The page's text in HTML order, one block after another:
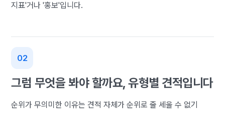
지표'거나 '홍보'입니다.
그럼 무엇을 봐야 할까요, 유형별 견적입니다
순위가 무의미한 이유는 견적 자체가 순위로 줄 세울 수 없기